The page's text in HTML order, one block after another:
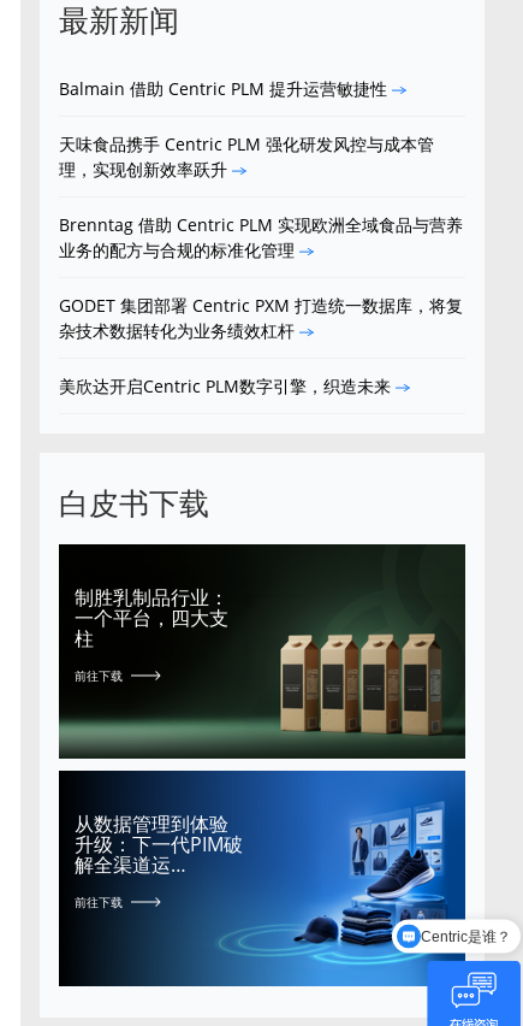
最新新闻
Balmain 借助 Centric PLM 提升运营敏捷性
天味食品携手 Centric PLM 强化研发风控与成本管
理，实现创新效率跃升
Brenntag 借助 Centric PLM 实现欧洲全域食品与营养
业务的配方与合规的标准化管理
GODET 集团部署 Centric PXM 打造统一数据库，将复
杂技术数据转化为业务绩效杠杆
美欣达开启Centric PLM数字引擎，织造未来
白皮书下载
制胜乳制品行业：
一个平台，四大支
柱
前往下载
从数据管理到体验
升级：下一代PIM破
解全渠道运…
前往下载
Centric是谁？
有哪些功能模块？